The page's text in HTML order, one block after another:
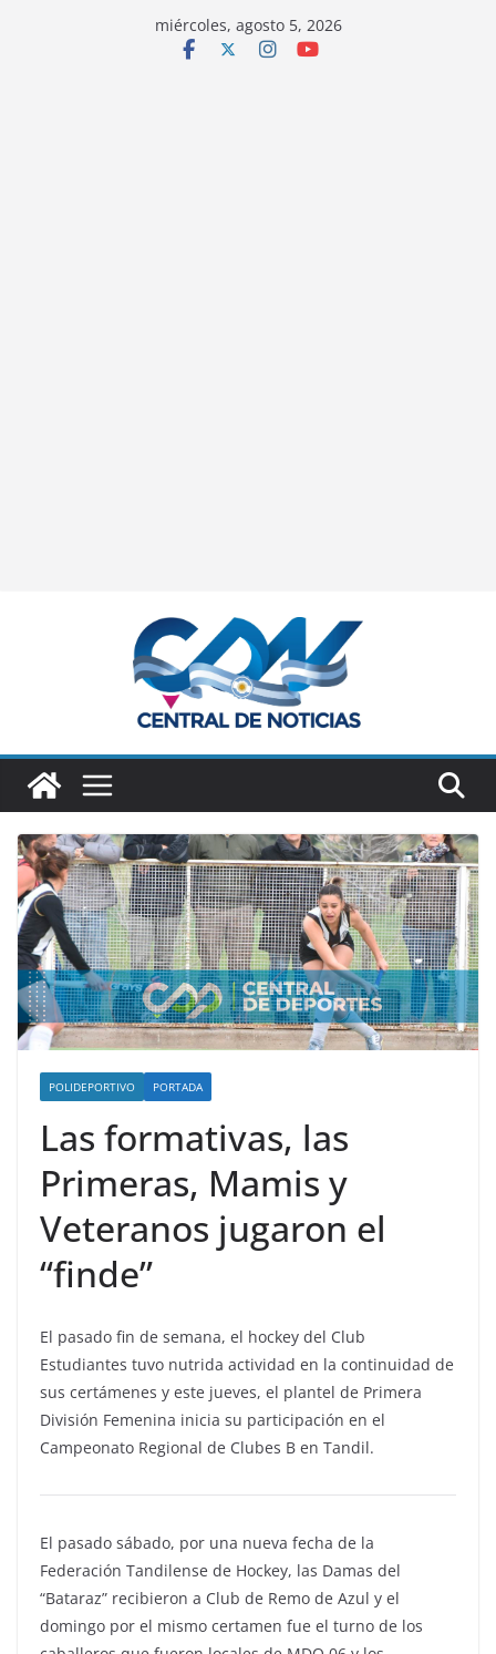
miércoles, agosto 5, 2026
POLIDEPORTIVO PORTADA
Las formativas, las
Primeras, Mamis y
Veteranos jugaron el
“finde”
El pasado fin de semana, el hockey del Club
Estudiantes tuvo nutrida actividad en la continuidad de
sus certámenes y este jueves, el plantel de Primera
División Femenina inicia su participación en el
Campeonato Regional de Clubes B en Tandil.
El pasado sábado, por una nueva fecha de la
Federación Tandilense de Hockey, las Damas del
“Bataraz” recibieron a Club de Remo de Azul y el
domingo por el mismo certamen fue el turno de los